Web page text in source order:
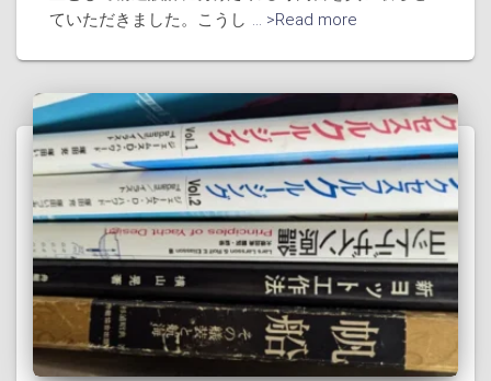
ていただきました。こうし ... >Read more